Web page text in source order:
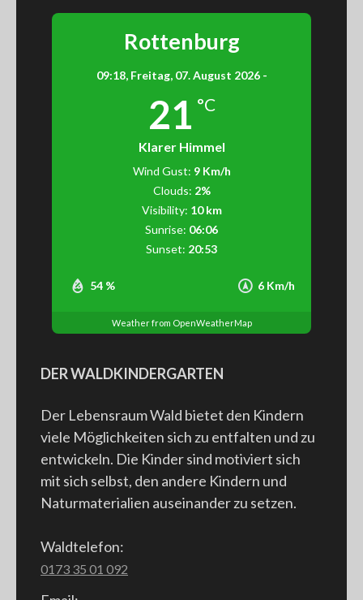
Rottenburg
09:18, Freitag, 07. August 2026 -
21 °C
Klarer Himmel
54 % 6 Km/h
Wind Gust: 9 Km/h
Clouds: 2%
Visibility: 10 km
Sunrise: 06:06
Sunset: 20:53
Weather from OpenWeatherMap
DER WALDKINDERGARTEN
Der Lebensraum Wald bietet den Kindern
viele Möglichkeiten sich zu entfalten und zu
entwickeln. Die Kinder sind motiviert sich
mit sich selbst, den andere Kindern und
Naturmaterialien auseinander zu setzen.
Waldtelefon:
0173 35 01 092